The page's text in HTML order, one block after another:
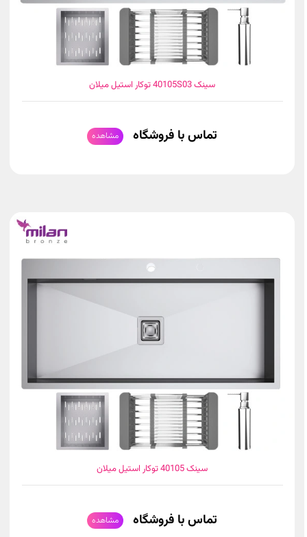
سینک 40105S03 توکار استیل میلان
تماس با فروشگاه مشاهده
سینک 40105 توکار استیل میلان
تماس با فروشگاه مشاهده